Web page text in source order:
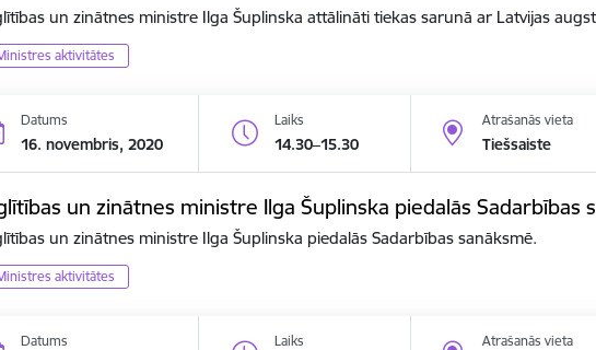
un zinātnes ministre Ilga Šuplinska attālināti tiekas sarunā ar Latvijas
aktivitātes
Datums
16. novembris, 2020
Laiks
14.30–15.30
Atrašanās vieta
Tiešsaiste
un zinātnes ministre Ilga Šuplinska piedalās Sadarbības
un zinātnes ministre Ilga Šuplinska piedalās Sadarbības sanāksmē.
aktivitātes
Datums Laiks Atrašanās vieta